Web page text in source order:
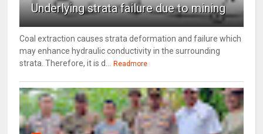
Underlying strata failure due to mining
Coal extraction causes strata deformation and failure which
may enhance hydraulic conductivity in the surrounding
strata. Therefore, it is d...
Readmore